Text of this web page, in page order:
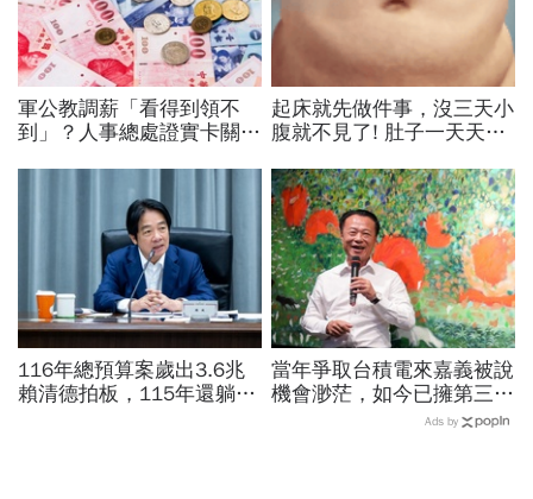
軍公教調薪「看得到領不
到」？人事總處證實卡關，
起床就先做件事，沒三天小
腹就不見了! 肚子一天天變
116年總預算案歲出3.6兆
賴清德拍板，115年還躺在
當年爭取台積電來嘉義被說
機會渺茫，如今已擁第三
廠！翁章梁細數8年改變：
Ads by